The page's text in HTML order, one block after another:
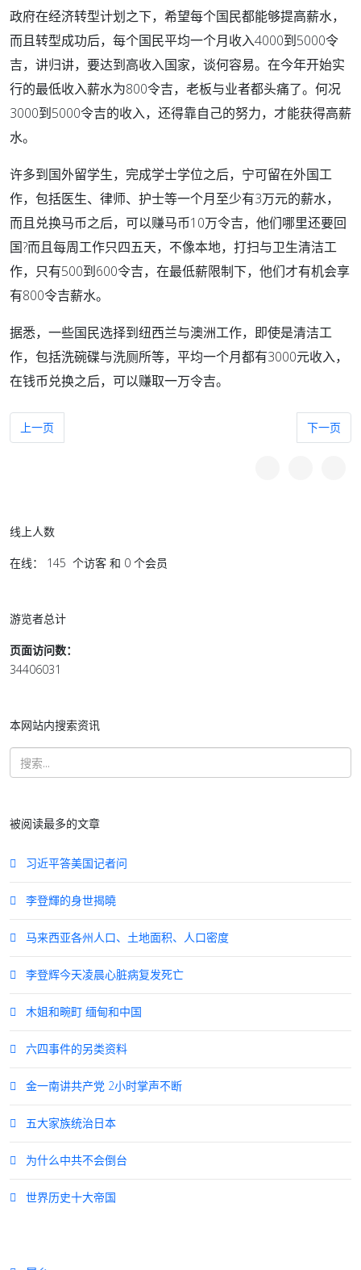
政府在经济转型计划之下，希望每个国民都能够提高薪水，
而且转型成功后，每个国民平均一个月收入4000到5000令
吉，讲归讲，要达到高收入国家，谈何容易。在今年开始实
行的最低收入薪水为800令吉，老板与业者都头痛了。何况
3000到5000令吉的收入，还得靠自己的努力，才能获得高薪
水。
许多到国外留学生，完成学士学位之后，宁可留在外国工
作，包括医生、律师、护士等一个月至少有3万元的薪水，
而且兑换马币之后，可以赚马币10万令吉，他们哪里还要回
国?而且每周工作只四五天，不像本地，打扫与卫生清洁工
作，只有500到600令吉，在最低薪限制下，他们才有机会享
有800令吉薪水。
据悉，一些国民选择到纽西兰与澳洲工作，即使是清洁工
作，包括洗碗碟与洗厕所等，平均一个月都有3000元收入，
在钱币兑换之后，可以赚取一万令吉。
上一篇文章: 关注一枝独秀的火箭
上一页 下一篇文
下一页
线上人数
在线： 145 个访客 和 0 个会员
游览者总计
页面访问数：
34406031
本网站内搜索资讯
被阅读最多的文章
习近平答美国记者问
李登輝的身世揭曉
马来西亚各州人口、土地面积、人口密度
李登辉今天凌晨心脏病复发死亡
木姐和畹町 缅甸和中国
六四事件的另类资料
金一南讲共产党 2小时掌声不断
五大家族统治日本
为什么中共不会倒台
世界历史十大帝国